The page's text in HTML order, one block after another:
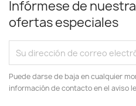
Infórmese de
ofertas especiales
Puede darse de baja en cualquier
información de contacto en el aviso